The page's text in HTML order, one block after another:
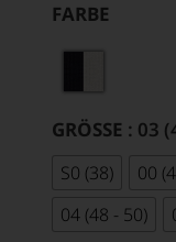
FARBE
GRÖSSE : 03
S0 (38) 00
04 (48 - 50)